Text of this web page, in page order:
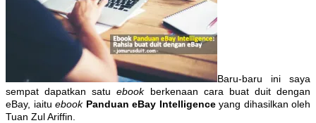
Baru-baru ini saya
sempat dapatkan satuebookberkenaan cara buat duit dengan
eBay, iaitu ebook Panduan eBay Intelligenceyang dihasilkan oleh
Tuan Zul Ariffin.